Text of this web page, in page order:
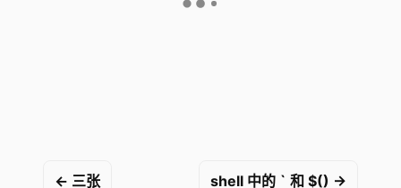
← 三张 shell 中的 ` 和 $() →